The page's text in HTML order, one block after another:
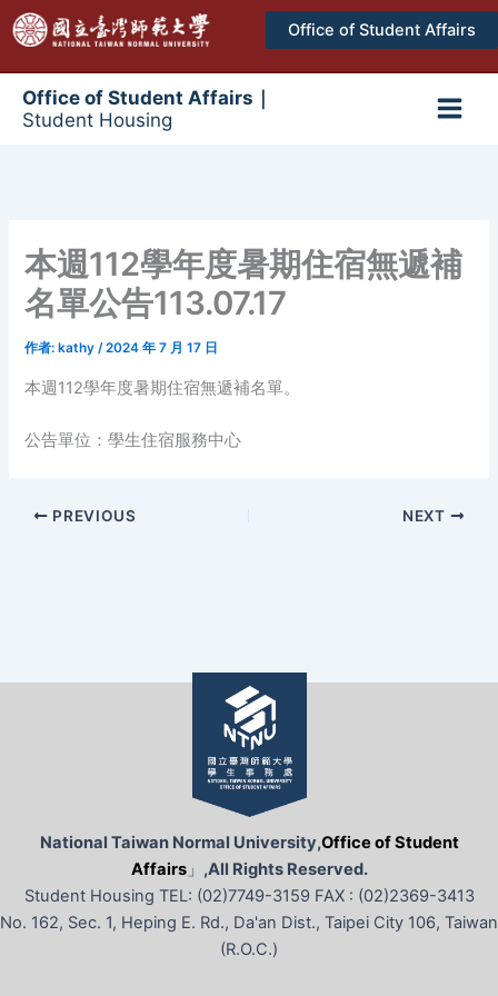
至
Office of Student Affairs
Office of Student Affairs｜
Student Housing
本週112學年度暑期住宿無遞補
名單公告113.07.17
作者: kathy/2024 年 7 月 17 日
本週112學年度暑期住宿無遞補名單。
公告單位：學生住宿服務中心
PREVIOUS NEXT
National Taiwan Normal University,Office of Student
Affairs」 ,All Rights Reserved.
Student Housing TEL: (02)7749-3159 FAX : (02)2369-3413
No. 162, Sec. 1, Heping E. Rd., Da'an Dist., Taipei City 106, Taiwan
(R.O.C.)